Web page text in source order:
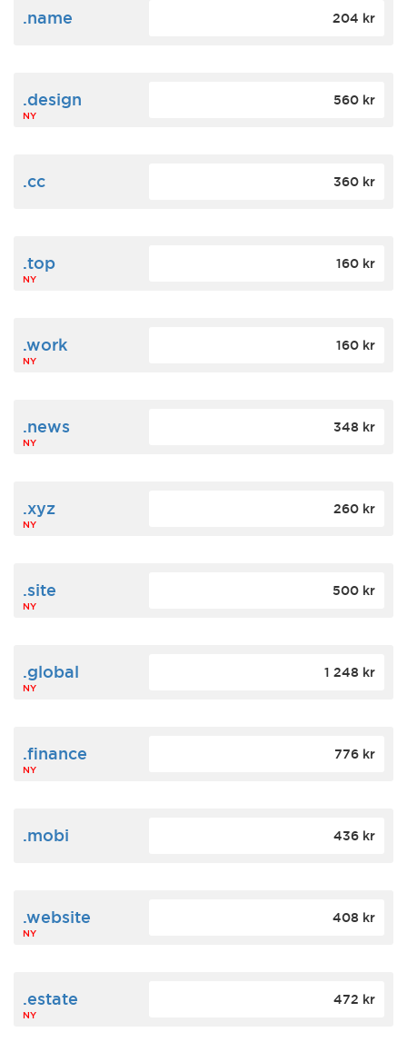
.name 204 kr
.design
NY
560 kr
.cc 360 kr
.top
NY
160 kr
.work
NY
160 kr
.news
NY
348 kr
.xyz
NY
260 kr
.site
NY
500 kr
.global
NY
1 248 kr
.finance
NY
776 kr
.mobi 436 kr
.website
NY
408 kr
.estate
NY
472 kr